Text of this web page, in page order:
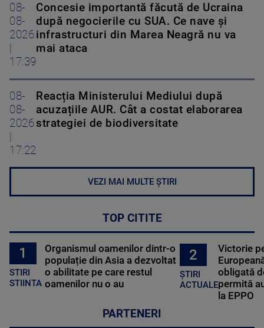
08-
08-
2026
|
17:39
Concesie importantă făcută de Ucraina
după negocierile cu SUA. Ce nave şi
infrastructuri din Marea Neagră nu va
mai ataca
08-
08-
2026
|
17:22
Reacția Ministerului Mediului după
acuzațiile AUR. Cât a costat elaborarea
strategiei de biodiversitate
VEZI MAI MULTE ȘTIRI
TOP CITITE
1
STIRI
STIINTA
Organismul oamenilor dintr-o
populație din Asia a dezvoltat
o abilitate pe care restul
oamenilor nu o au
2
ȘTIRI
ACTUALE
Victorie
obligată
permită
la EPPO
PARTENERI